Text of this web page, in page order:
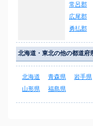
常呂郡
広尾郡
勇払郡
北海道・東北の他の都道府
北海道 青森県 岩手県
山形県
福島県